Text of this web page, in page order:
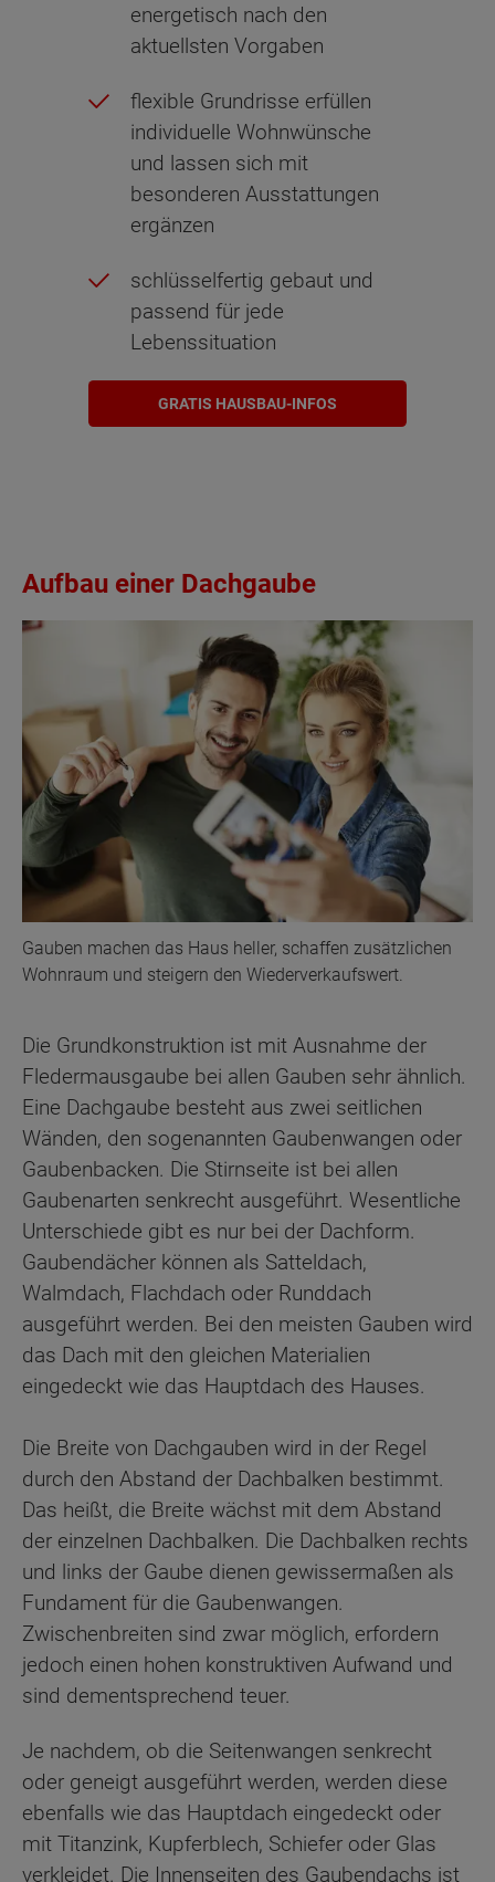
energetisch nach den
aktuellsten Vorgaben
flexible Grundrisse erfüllen
individuelle Wohnwünsche
und lassen sich mit
besonderen Ausstattungen
ergänzen
schlüsselfertig gebaut und
passend für jede
Lebenssituation
GRATIS HAUSBAU-INFOS
Aufbau einer Dachgaube
Gauben machen das Haus heller, schaffen zusätzlichen
Wohnraum und steigern den Wiederverkaufswert.
Die Grundkonstruktion ist mit Ausnahme der
Fledermausgaube bei allen Gauben sehr ähnlich.
Eine Dachgaube besteht aus zwei seitlichen
Wänden, den sogenannten Gaubenwangen oder
Gaubenbacken. Die Stirnseite ist bei allen
Gaubenarten senkrecht ausgeführt. Wesentliche
Unterschiede gibt es nur bei der Dachform.
Gaubendächer können als Satteldach,
Walmdach, Flachdach oder Runddach
ausgeführt werden. Bei den meisten Gauben wird
das Dach mit den gleichen Materialien
eingedeckt wie das Hauptdach des Hauses.
Die Breite von Dachgauben wird in der Regel
durch den Abstand der Dachbalken bestimmt.
Das heißt, die Breite wächst mit dem Abstand
der einzelnen Dachbalken. Die Dachbalken rechts
und links der Gaube dienen gewissermaßen als
Fundament für die Gaubenwangen.
Zwischenbreiten sind zwar möglich, erfordern
jedoch einen hohen konstruktiven Aufwand und
sind dementsprechend teuer.
Je nachdem, ob die Seitenwangen senkrecht
oder geneigt ausgeführt werden, werden diese
ebenfalls wie das Hauptdach eingedeckt oder
mit Titanzink, Kupferblech, Schiefer oder Glas
verkleidet. Die Innenseiten des Gaubendachs ist